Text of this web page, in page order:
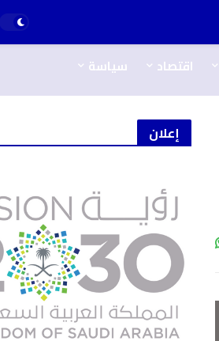
اقتصاد سياسة
إعلان